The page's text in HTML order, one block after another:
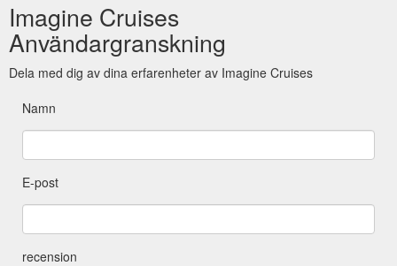
Imagine Cruises
Användargranskning
Dela med dig av dina erfarenheter av Imagine Cruises
Namn
E-post
recension